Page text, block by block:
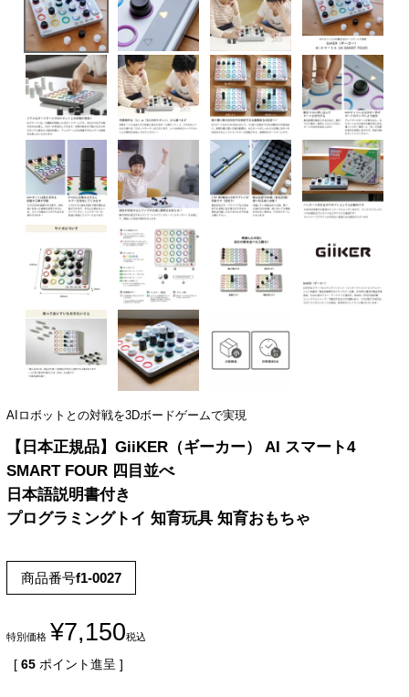
AIロボットとの対戦を3Dボードゲームで実現
【日本正規品】GiiKER（ギーカー） AI スマート4
SMART FOUR 四目並べ
日本語説明書付き
プログラミングトイ 知育玩具 知育おもちゃ
商品番号f1-0027
特別価格 ¥7,150税込
[ 65 ポイント進呈 ]